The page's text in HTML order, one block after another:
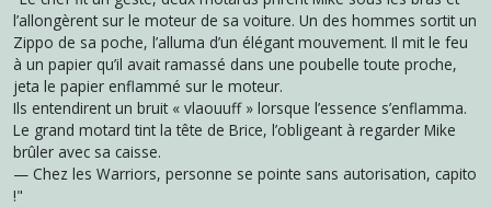
l’allongèrent sur le moteur de sa voiture. Un des hommes sortit un
Zippo de sa poche, l’alluma d’un élégant mouvement. Il mit le feu
à un papier qu’il avait ramassé dans une poubelle toute proche,
jeta le papier enflammé sur le moteur.
Ils entendirent un bruit « vlaouuff » lorsque l’essence s’enflamma.
Le grand motard tint la tête de Brice, l’obligeant à regarder Mike
brûler avec sa caisse.
— Chez les Warriors, personne se pointe sans autorisation, capito
!"